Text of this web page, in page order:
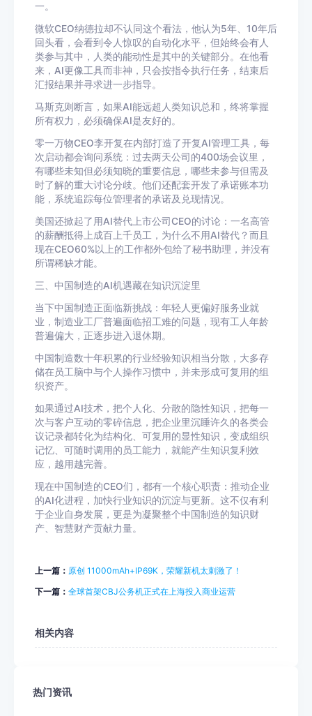
一。
微软CEO纳德拉却不认同这个看法，他认为5年、10年后
回头看，会看到令人惊叹的自动化水平，但始终会有人
类参与其中，人类的能动性是其中的关键部分。在他看
来，AI更像工具而非神，只会按指令执行任务，结束后
汇报结果并寻求进一步指导。
马斯克则断言，如果AI能远超人类知识总和，终将掌握
所有权力，必须确保AI是友好的。
零一万物CEO李开复在内部打造了开复AI管理工具，每
次启动都会询问系统：过去两天公司的400场会议里，
有哪些未知但必须知晓的重要信息，哪些未参与但需及
时了解的重大讨论分歧。他们还配套开发了承诺账本功
能，系统追踪每位管理者的承诺及兑现情况。
美国还掀起了用AI替代上市公司CEO的讨论：一名高管
的薪酬抵得上成百上千员工，为什么不用AI替代？而且
现在CEO60%以上的工作都外包给了秘书助理，并没有
所谓稀缺才能。
三、中国制造的AI机遇藏在知识沉淀里
当下中国制造正面临新挑战：年轻人更偏好服务业就
业，制造业工厂普遍面临招工难的问题，现有工人年龄
普遍偏大，正逐步进入退休期。
中国制造数十年积累的行业经验知识相当分散，大多存
储在员工脑中与个人操作习惯中，并未形成可复用的组
织资产。
如果通过AI技术，把个人化、分散的隐性知识，把每一
次与客户互动的零碎信息，把企业里沉睡许久的各类会
议记录都转化为结构化、可复用的显性知识，变成组织
记忆、可随时调用的员工能力，就能产生知识复利效
应，越用越完善。
现在中国制造的CEO们，都有一个核心职责：推动企业
的AI化进程，加快行业知识的沉淀与更新。这不仅有利
于企业自身发展，更是为凝聚整个中国制造的知识财
产、智慧财产贡献力量。
上一篇： 原创 11000mAh+IP69K，荣耀新机太刺激了！
下一篇： 全球首架CBJ公务机正式在上海投入商业运营
相关内容
热门资讯